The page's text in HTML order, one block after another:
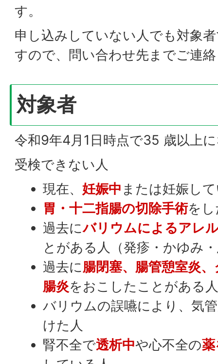
す。
申し込みしていない人でも対象
すので、問い合わせ先までご連
対象者
令和9年4月1日時点で35 歳以上
受検できない人
現在、妊娠中 または妊娠し
胃・十二指腸の切除手術を
過去にバリウムによるアレ
とがある人（発疹・かゆみ
過去に腸閉塞、腸管憩室炎
腸炎をおこしたことがある
バリウムの誤嚥により、気
けた人
腎不全で透析中や心不全の